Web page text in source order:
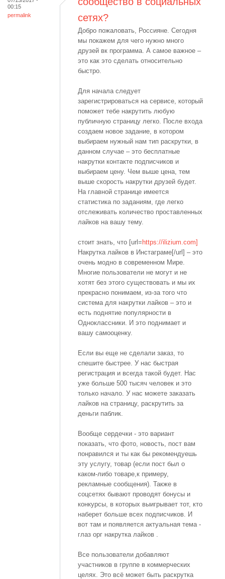
00:15
permalink
сетях?
Добро пожаловать, Россияне. Сегодня
мы покажем для чего нужно много
друзей вк программа. А самое важное –
это как это сделать относительно
быстро.
Для начала следует
зарегистрироваться на сервисе, который
поможет тебе накрутить любую
публичную страницу легко. После входа
создаем новое задание, в котором
выбираем нужный нам тип раскрутки, в
данном случае – это бесплатные
накрутки контакте подписчиков и
выбираем цену. Чем выше цена, тем
выше скорость накрутки друзей будет.
На главной странице имеется
статистика по заданиям, где легко
отслеживать количество проставленных
лайков на вашу тему.
стоит знать, что [url= https://ilizium.com]
Накрутка лайков в Инстаграме[/url] – это
очень модно в современном Мире.
Многие пользователи не могут и не
хотят без этого существовать и мы их
прекрасно понимаем, из-за того что
система для накрутки лайков – это и
есть поднятие популярности в
Одноклассники. И это поднимает и
вашу самооценку.
Если вы еще не сделали заказ, то
спешите быстрее. У нас быстрая
регистрация и всегда такой будет. Нас
уже больше 500 тысяч человек и это
только начало. У нас можете заказать
лайков на страницу, раскрутить за
деньги паблик.
Вообще сердечки - это вариант
показать, что фото, новость, пост вам
понравился и ты как бы рекомендуешь
эту услугу, товар (если пост был о
каком-либо товаре,к примеру,
рекламные сообщения). Также в
соцсетях бывают проводят бонусы и
конкурсы, в которых выигрывает тот, кто
наберет больше всех подписчиков. И
вот там и появляется актуальная тема -
глаз орг накрутка лайков .
Все пользователи добавляют
участников в группе в коммерческих
целях. Это всё может быть раскрутка